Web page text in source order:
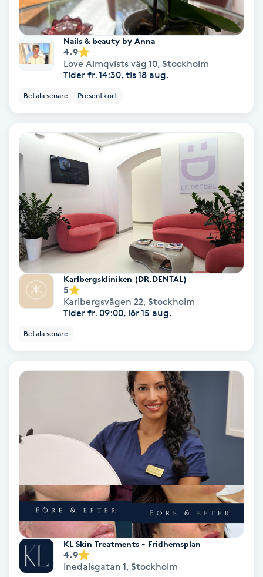
Spa-pedikyr
Spraytan
Stylist
Svensk massage
Svettbehandling
Tuina-massage
Taktil massage
Tandblekning
Tandläkare
Tatuering
Terapi
Toning
Torr hårbotten
Torrborstning
Nails & beauty by Anna
4.9
Love Almqvists väg 10, Stockholm
Tider fr. 14:30, tis 18 aug.
Betala senare Presentkort
Karlbergskliniken (DR.DENTAL)
5
Karlbergsvägen 22, Stockholm
Tider fr. 09:00, lör 15 aug.
Betala senare
KL Skin Treatments - Fridhemsplan
4.9
Inedalsgatan 1, Stockholm